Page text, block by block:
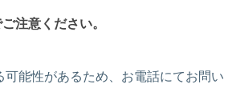
注意ください。
能性があるため、お電話にてお問い